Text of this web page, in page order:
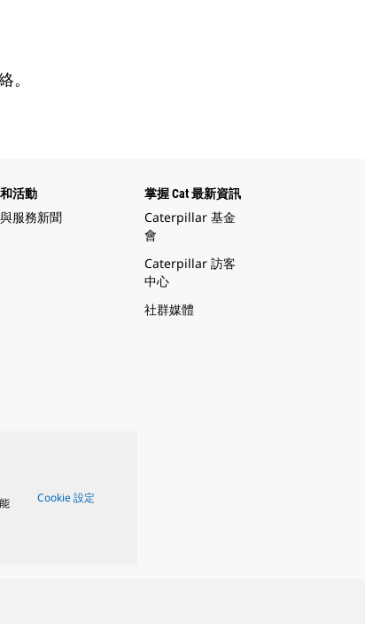
。
活動
服務新聞
掌握 Cat 最新資訊
Caterpillar 基金
會
Caterpillar 訪客
中心
社群媒體
Cookie 設定